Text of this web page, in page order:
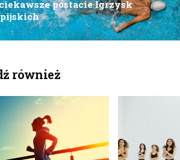
postacie Igrzysk
również